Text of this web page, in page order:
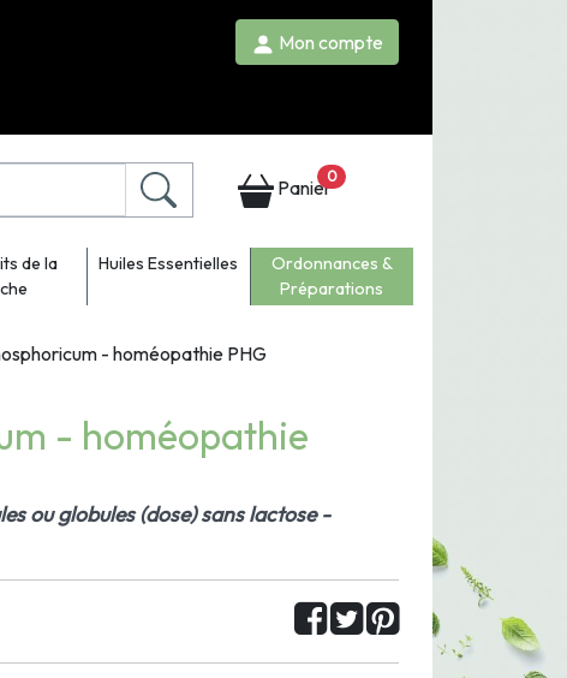
Mon compte
Panier0
de la
Huiles Essentielles
Ordonnances &
Préparations
- homéopathie PHG
- homéopathie
ou globules (dose) sans lactose -